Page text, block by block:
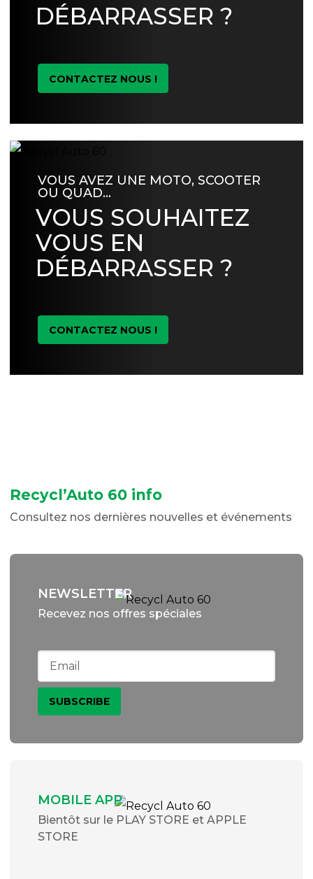
DÉBARRASSER ?
CONTACTEZ NOUS !
VOUS AVEZ UNE MOTO, SCOOTER
OU QUAD…
VOUS SOUHAITEZ
VOUS EN
DÉBARRASSER ?
CONTACTEZ NOUS !
Recycl’Auto 60 info
Consultez nos dernières nouvelles et événements
NEWSLETTER
Recevez nos offres spéciales
MOBILE APP
Bientôt sur le PLAY STORE et APPLE
STORE